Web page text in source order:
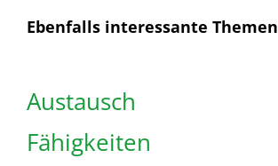
Ebenfalls interessante Themen
Austausch
Fähigkeiten